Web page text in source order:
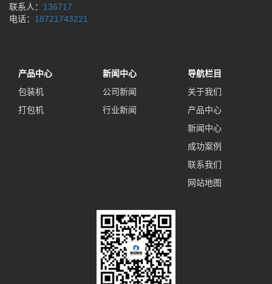
联系人： 136717
电话： 18721743221
产品中心
包装机
打包机
新闻中心
公司新闻
行业新闻
导航栏目
关于我们
产品中心
新闻中心
成功案例
联系我们
网站地图